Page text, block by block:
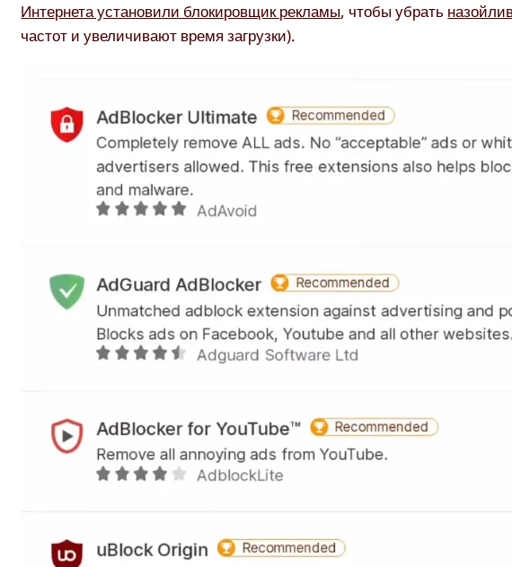
Интернета установили блокировщик рекламы, чтобы убрать
частот и увеличивают время загрузки).